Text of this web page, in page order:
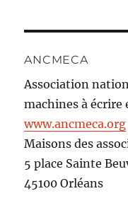
ANCMECA
Association
machines à écrire
www.ancmeca.org
Maisons des
5 place Sainte
45100 Orléans